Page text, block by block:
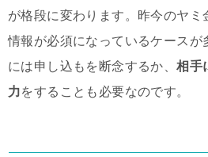
が格段に変わります。昨今のヤ
情報が必須になっているケースが
には申し込もを断念するか、相手
力をすることも必要なのです。